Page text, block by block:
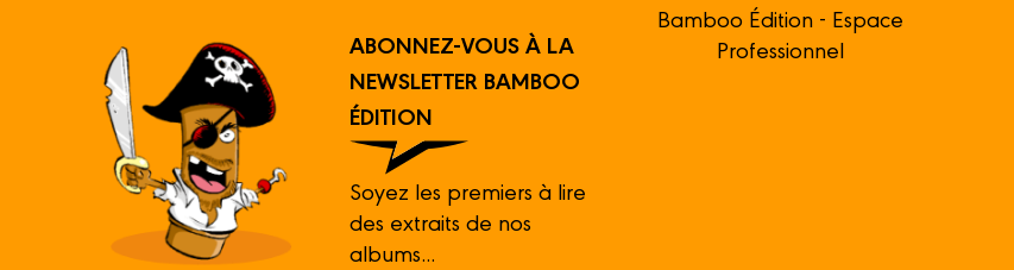
ABONNEZ-VOUS À LA
NEWSLETTER BAMBOO
ÉDITION
Soyez les premiers à lire
des extraits de nos
albums...
Bamboo Édition - Espace
Professionnel